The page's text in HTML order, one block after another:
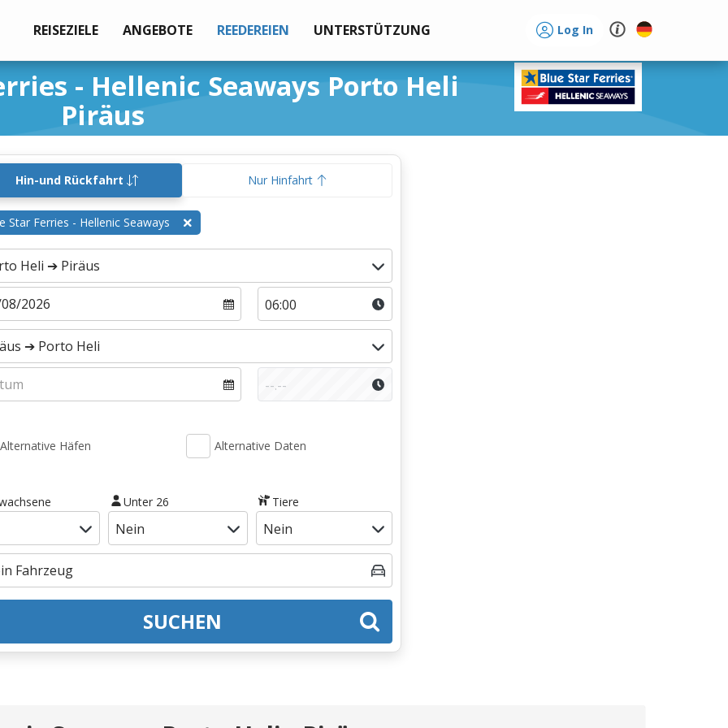
REISEZIELE ANGEBOTE REEDEREIEN UNTERSTÜTZUNG Log In
- Hellenic Seaways Porto Heli
Piräus
Hin-und Rückfahrt Nur Hinfahrt
Star Ferries - Hellenic Seaways
Alternative Häfen Alternative Daten
Unter 26 Tiere
SUCHEN